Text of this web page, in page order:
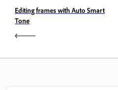
Editing frames with Auto Smart
Tone